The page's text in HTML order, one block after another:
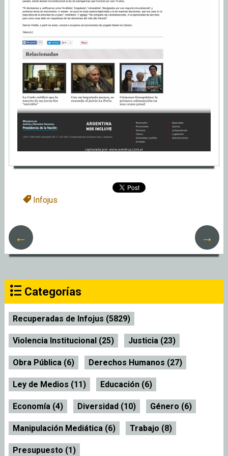
Infojus
→
←
Categorías
Recuperadas de Infojus (5829)
Violencia Institucional (25) Justicia (23)
Obra Pública (6) Derechos Humanos (27)
Ley de Medios (11) Educación (6)
Economía (4) Diversidad (10) Género (6)
Manipulación Mediática (6) Trabajo (8)
Presupuesto (1)